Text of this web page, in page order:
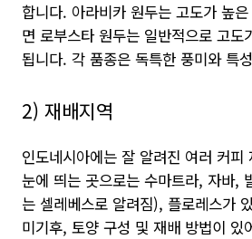
합니다. 아라비카 원두는 고도가 높
면 로부스타 원두는 일반적으로 고도
됩니다. 각 품종은 독특한 풍미와 특
2) 재배지역
인도네시아에는 잘 알려진 여러 커피
눈에 띄는 곳으로는 수마트라, 자바,
는 셀레베스로 알려짐), 플로레스가
미기후, 토양 구성 및 재배 방법이 있